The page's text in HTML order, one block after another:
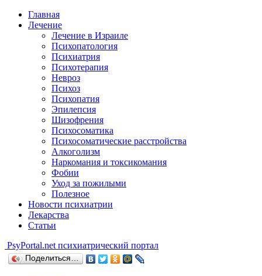
Главная
Лечение
Лечение в Израиле
Психопатология
Психиатрия
Психотерапия
Невроз
Психоз
Психопатия
Эпилепсия
Шизофрения
Психосоматика
Психосоматические расстройства
Алкоголизм
Наркомания и токсикомания
Фобии
Уход за пожилыми
Полезное
Новости психиатрии
Лекарства
Статьи
PsyPortal.net психиатрический портал
Поделиться…